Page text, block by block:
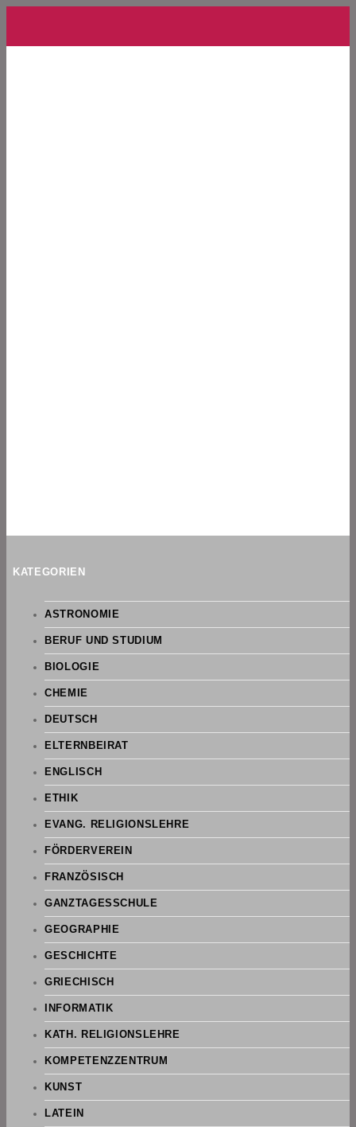
KATEGORIEN
ASTRONOMIE
BERUF UND STUDIUM
BIOLOGIE
CHEMIE
DEUTSCH
ELTERNBEIRAT
ENGLISCH
ETHIK
EVANG. RELIGIONSLEHRE
FÖRDERVEREIN
FRANZÖSISCH
GANZTAGESSCHULE
GEOGRAPHIE
GESCHICHTE
GRIECHISCH
INFORMATIK
KATH. RELIGIONSLEHRE
KOMPETENZZENTRUM
KUNST
LATEIN